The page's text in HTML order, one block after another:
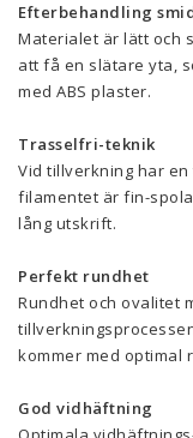
Efterbehandling
Materialet är lätt och
att få en slätare yta,
med ABS plaster.
Trasselfri-teknik
Vid tillverkning har
filamentet är fin-
lång utskrift.
Perfekt rundhet
Rundhet och ovalitet
kommer med optimal
God vidhäftning